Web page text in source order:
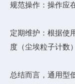
规范操作：操作应
定期维护：根据使
度（尘埃粒子计数
总结而言，通用型